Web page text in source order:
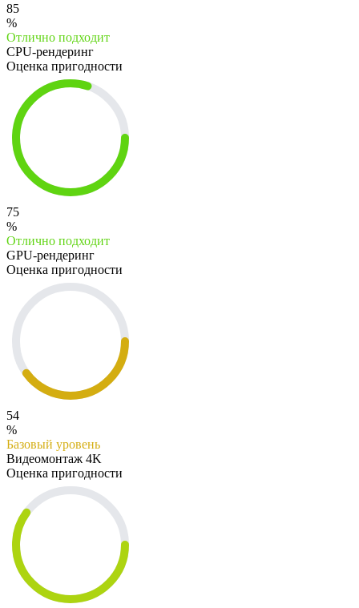
85
%
Отлично подходит
CPU-рендеринг
Оценка пригодности
75
%
Отлично подходит
GPU-рендеринг
Оценка пригодности
54
%
Базовый уровень
Видеомонтаж 4K
Оценка пригодности